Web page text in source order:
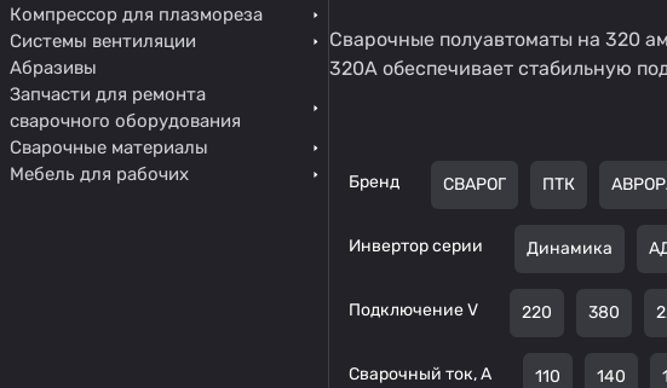
Сварочные полуавтоматы на 320
320А обеспечивает стабильную
полуавтоматы
32
Бренд СВАРОГ ПТК
Инвертор серии Динамика
Подключение V 220 380
Сварочный ток, А 110 140
Компрессор для плазмореза
Системы вентиляции
Абразивы
Запчасти для ремонта
сварочного оборудования
Сварочные материалы
Мебель для рабочих